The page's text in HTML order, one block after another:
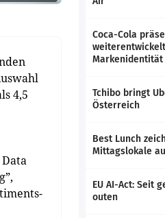
4,5
Coca-Cola
Markenidentität
Tchibo bringt
Österreich
Best Lunch
Mittagslokale
EU AI-Act: Seit
outen